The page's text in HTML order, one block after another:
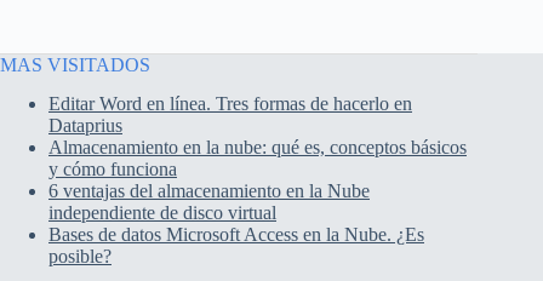
MAS VISITADOS
Editar Word en línea. Tres formas de hacerlo en
Dataprius
Almacenamiento en la nube: qué es, conceptos básicos
y cómo funciona
6 ventajas del almacenamiento en la Nube
independiente de disco virtual
Bases de datos Microsoft Access en la Nube. ¿Es
posible?